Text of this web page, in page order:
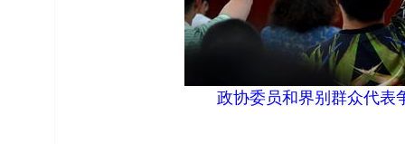
政协委员和界别群众代表